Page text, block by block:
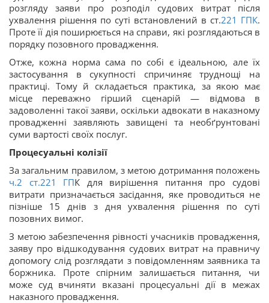
розгляду заяви про розподіл судових витрат після
ухвалення рішення по суті встановлений в ст.221 ГПК.
Проте її дія поширюється на справи, які розглядаються в
порядку позовного провадження.
Отже, кожна норма сама по собі є ідеальною, але їх
застосування в сукупності спричиняє труднощі на
практиці. Тому й складається практика, за якою має
місце переважно гірший сценарій — відмова в
задоволенні такої заяви, оскільки адвокати в наказному
провадженні заявляють завищені та необґрунтовані
суми вартості своїх послуг.
Процесуальні колізії
За загальним правилом, з метою дотримання положень
ч.2 ст.221 ГПК для вирішення питання про судові
витрати призначається засідання, яке проводиться не
пізніше 15 днів з дня ухвалення рішення по суті
позовних вимог.
З метою забезпечення рівності учасників провадження,
заяву про відшкодування судових витрат на правничу
допомогу слід розглядати з повідомленням заявника та
боржника. Проте спірним залишається питання, чи
може суд вчиняти вказані процесуальні дії в межах
наказного провадження.